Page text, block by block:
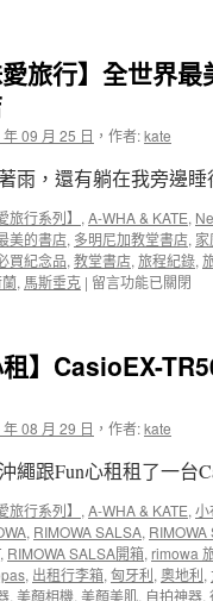
di
愛
絲
假
婚
禮
教
布
旅
行〉
中
真】
像
作
室
One
Day
的
本
子
寫
真
書〉
中
愛旅行】全世界
09 月 25 日 ， 作者:kate
雨，還有躺在我旁邊
旅行系列】 , A-WHA & KATE,
美的書店, 多明尼加教堂書店,
買紀念品, 教堂書店, 旅程紀錄,
, 馬斯垂克 | 在
愛
全
界
美
書
店
之
留言功能已關閉
租】CasioEX-
08 月 29 日 ， 作者:kate
繩跟Fun心租租了一台
旅行系列】 , A-WHA & KATE, 小
, RIMOWA SALSA,
, RIMOWA SALSA開箱, rimowa
, 出租行李箱, 匈牙利, 奧地利,
, 美顏相機, 美顏美肌, 自拍神器,